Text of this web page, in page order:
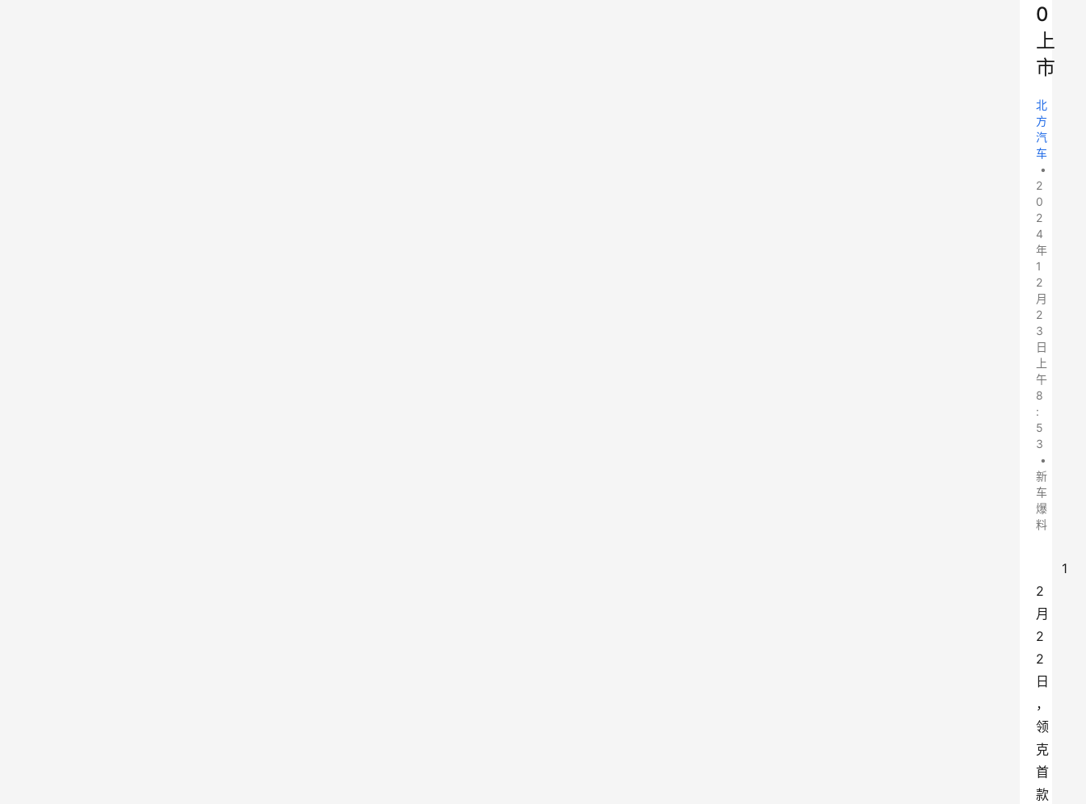
0
上
市
北
方
汽
车
•
2
0
2
4
年
1
2
月
2
3
日
上
午
8
:
5
3
•
新
车
爆
料
1
2
月
2
2
日
，
领
克
首
款